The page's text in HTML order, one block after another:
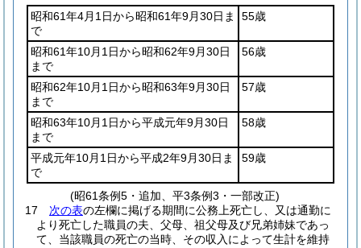
昭和61年4月1日から昭和61年9月30日ま
で
55歳
昭和61年10月1日から昭和62年9月30日
まで
56歳
昭和62年10月1日から昭和63年9月30日
まで
57歳
昭和63年10月1日から平成元年9月30日
まで
58歳
平成元年10月1日から平成2年9月30日ま
で
59歳
(昭61条例5・追加、平3条例3・一部改正)
17
次の表の左欄に掲げる期間に公務上死亡し、又は通勤に
より死亡した職員の夫、父母、祖父母及び兄弟姉妹であっ
て、当該職員の死亡の当時、その収入によって生計を維持